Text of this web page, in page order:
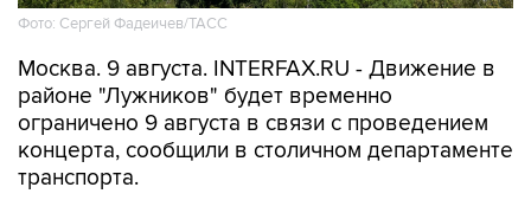
Фото: Сергей Фадеичев/ТАСС
Москва. 9 августа. INTERFAX.RU - Движение в
районе "Лужников" будет временно
ограничено 9 августа в связи с проведением
концерта, сообщили в столичном департаменте
транспорта.